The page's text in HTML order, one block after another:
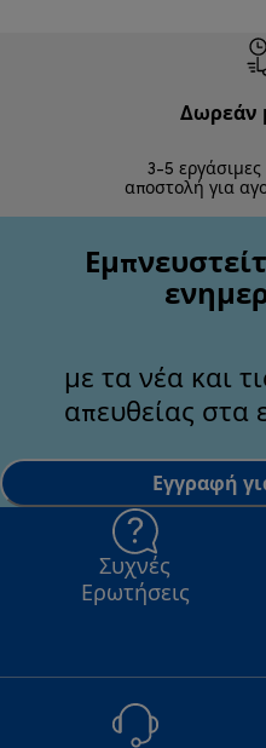
Δωρεάν
3-5
αποστολή για
με τα νέα και
απευθείας στα
Εγγραφή
Συχνές
Ερωτήσεις